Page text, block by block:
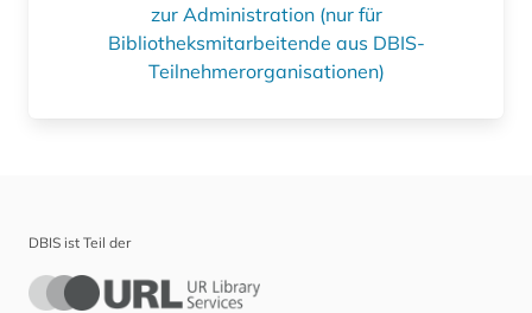
zur Administration (nur für
Bibliotheksmitarbeitende aus DBIS-
Teilnehmerorganisationen)
DBIS ist Teil der